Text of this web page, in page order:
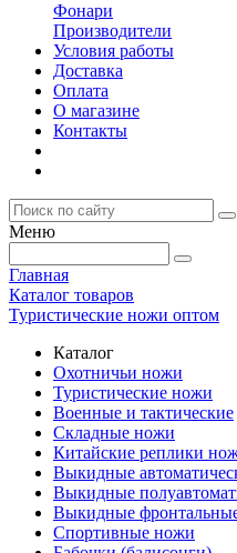
Фонари
Производители
Условия работы
Доставка
Оплата
О магазине
Контакты
Меню
Главная
Каталог товаров
Туристические ножи оптом
Каталог
Охотничьи ножи
Туристические ножи
Военные и тактические
Складные ножи
Китайские реплики
Выкидные
Выкидные
Выкидные
Спортивные ножи